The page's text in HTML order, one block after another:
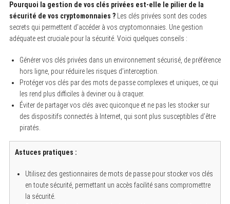
Pourquoi la gestion de vos clés privées est-elle le pilier de la
sécurité de vos cryptomonnaies ?Les clés privées sont des codes
secrets qui permettent d’accéder à vos cryptomonnaies. Une gestion
adéquate est cruciale pour la sécurité. Voici quelques conseils :
Générer vos clés privées dans un environnement sécurisé, de préférence
hors ligne, pour réduire les risques d’interception.
Protéger vos clés par des mots de passe complexes et uniques, ce qui
les rend plus difficiles à deviner ou à craquer.
Éviter de partager vos clés avec quiconque et ne pas les stocker sur
des dispositifs connectés à Internet, qui sont plus susceptibles d’être
piratés.
Astuces pratiques :
Utilisez des gestionnaires de mots de passe pour stocker vos clés
en toute sécurité, permettant un accès facilité sans compromettre
la sécurité.